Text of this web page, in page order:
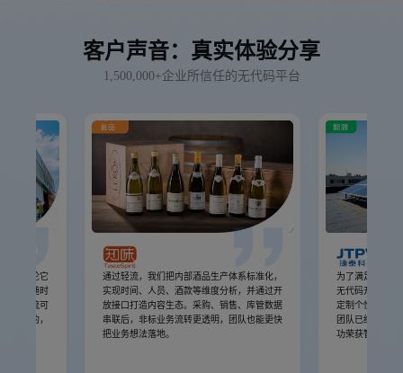
客户声音：真实体验分享
1,500,000+企业所信任的无代码平台
系统无论它
有办法随时
但是轻流可
演化的，
通过轻流，我们把内部酒品生产体系标准化，
实现时间、人员、酒款等维度分析，并通过开
放接口打造内容生态。采购、销售、库管数据
串联后，非标业务流转更透明，团队也能更快
把业务想法落地。
为了满足企业业
无代码开发平台
定制个性化系统
团队已经连续
功荣获智慧工厂